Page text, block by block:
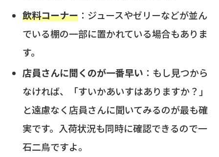
飲料コーナー：ジュースやゼリーなどが並ん
でいる棚の一部に置かれている場合もありま
す。
店員さんに聞くのが一番早い ：もし見つから
なければ、「すいかあいすはありますか？」
と遠慮なく店員さんに聞いてみるのが最も確
実です。入荷状況も同時に確認できるので一
石二鳥ですよ。